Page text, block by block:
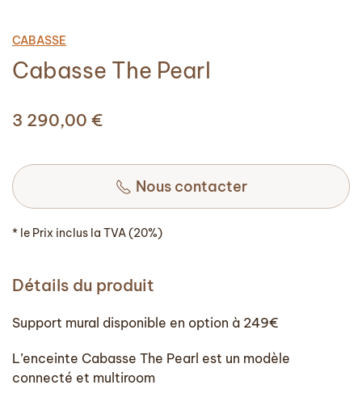
CABASSE
Cabasse The Pearl
3 290,00 €
Nous contacter
* le Prix inclus la TVA (20%)
Détails du produit
Support mural disponible en option à 249€
L’enceinte Cabasse The Pearl est un modèle
connecté et multiroom